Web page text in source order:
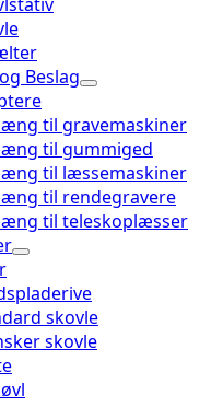
Beslag
til gravemaskiner
til gummiged
til læssemaskiner
til rendegravere
til teleskoplæsser
skovle
skovle